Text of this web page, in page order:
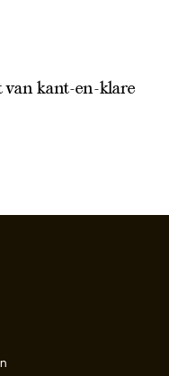
van kant-en-klare